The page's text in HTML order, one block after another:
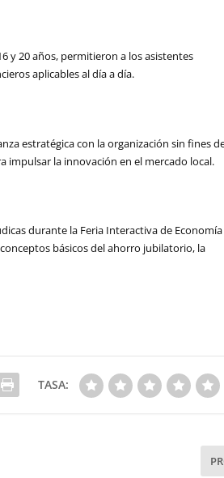
y 20 años, permitieron a los asistentes
aplicables al día a día.
estratégica con la organización sin fines
impulsar la innovación en el mercado local.
durante la Feria Interactiva de Economía
básicos del ahorro jubilatorio, la
TASA: